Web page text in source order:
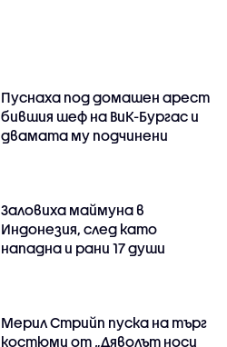
Пуснаха под домашен арест
бившия шеф на ВиК-Бургас и
двамата му подчинени
Заловиха маймуна в
Индонезия, след като
нападна и рани 17 души
Мерил Стрийп пуска на търг
костюми от „Дяволът носи